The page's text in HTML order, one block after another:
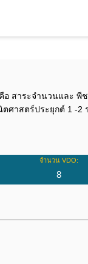
สาระจำนวนและ
ศาสตร์ประยุกต์ 1 -2
จำนวน VDO:
8